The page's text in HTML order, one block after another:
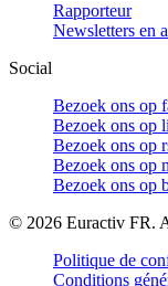
Rapporteur
Newsletters en
Social
Bezoek ons op
Bezoek ons op
Bezoek ons op
Bezoek ons op
Bezoek ons op
© 2026 Euractiv FR.
Politique de
Conditions